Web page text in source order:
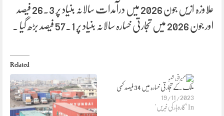
علاوزہ ازیں جون 2026 میں درآمدات سالانہ بنیاد پر 26.3 فیصد
اور جون 2026 میں تجارتی خسارہ سالانہ بنیاد پر 57.1 فیصد بڑھ گیا ۔
Related
ملک کے تجارتی خسارہ میں 34 فیصد کمی
19/11/2023
In "کاروبار کی خبریں"